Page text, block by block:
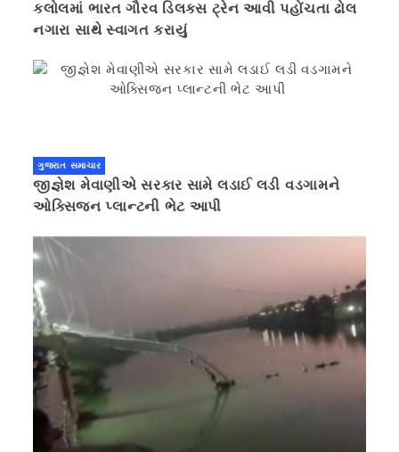
કલોલમાં ભારત ગૌરવ ડિલક્સ ટ્રેન આવી પહોંચતા ઢોલ
નગારા સાથે સ્વાગત કરાયું
ગુજરાત સમાચાર
જીજ્ઞેશ મેવાણીએ સરકાર સામે લડાઈ લડી વડગામને
ઓક્સિજન પ્લાન્ટની ભેટ આપી